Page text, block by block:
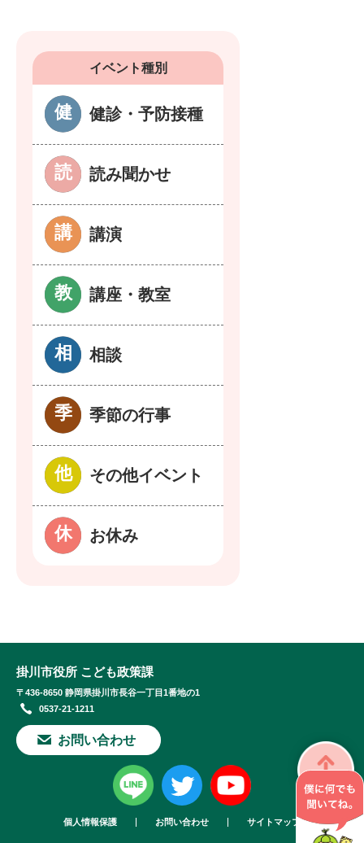
イベント種別
健診・予防接種
読み聞かせ
講演
講座・教室
相談
季節の行事
その他イベント
お休み
掛川市役所 こども政策課
〒436-8650 静岡県掛川市長谷一丁目1番地の1
0537-21-1211
お問い合わせ
個人情報保護 お問い合わせ サイトマップ